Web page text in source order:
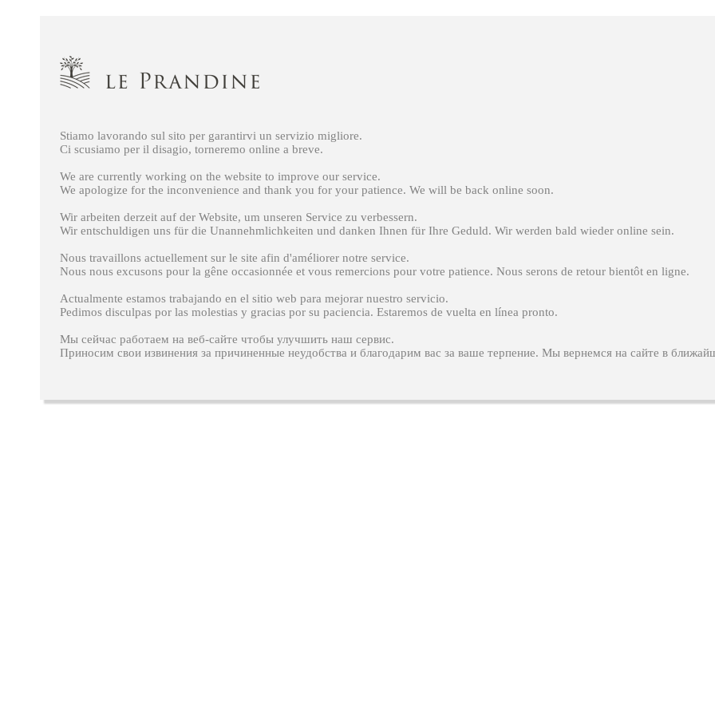
Stiamo lavorando sul sito per garantirvi un servizio migliore.
Ci scusiamo per il disagio, torneremo online a breve.
We are currently working on the website to improve our service.
We apologize for the inconvenience and thank you for your patience. We will be back online soon.
Wir arbeiten derzeit auf der Website, um unseren Service zu verbessern.
Wir entschuldigen uns für die Unannehmlichkeiten und danken Ihnen für Ihre Geduld. Wir werden bald wieder online sein.
Nous travaillons actuellement sur ​​le site afin d'améliorer notre service.
Nous nous excusons pour la gêne occasionnée et vous remercions pour votre patience. Nous serons de retour bientôt en ligne.
Actualmente estamos trabajando en el sitio web para mejorar nuestro servicio.
Pedimos disculpas por las molestias y gracias por su paciencia. Estaremos de vuelta en línea pronto.
Мы сейчас работаем на веб-сайте чтобы улучшить наш сервис.
Приносим свои извинения за причиненные неудобства и благодарим вас за ваше терпение. Мы вернемся на сайте в